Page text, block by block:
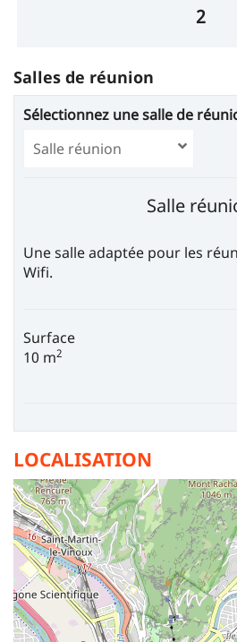
2
Salles de réunion
Sélectionnez une salle de
Salle
Une salle adaptée pour les
Wifi.
Surface
10 m2
LOCALISATION